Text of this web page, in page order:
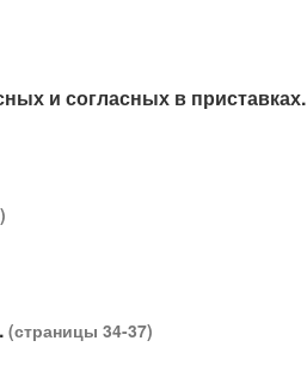
и согласных в
(страницы 34-37)